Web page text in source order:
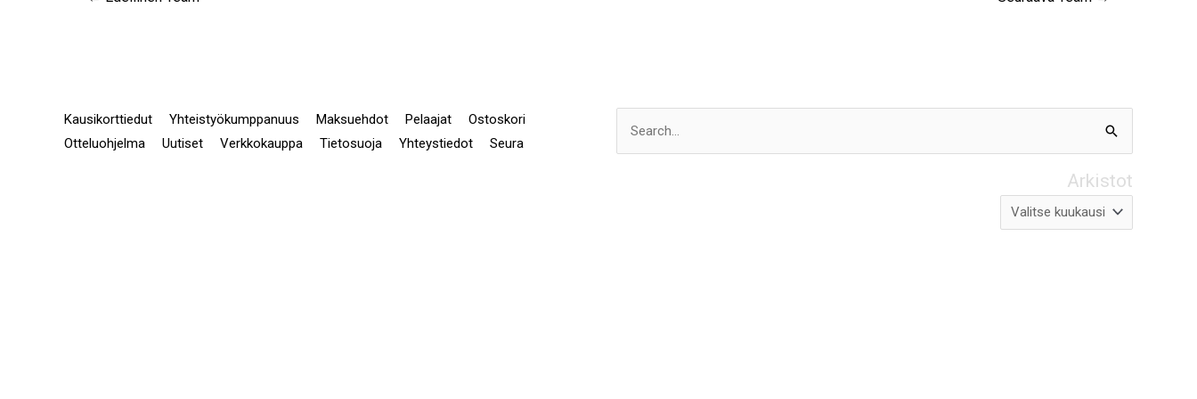
Kausikorttiedut Yhteistyökumppanuus Maksuehdot Pelaajat
Ostoskori
Otteluohjelma
Uutiset Verkkokauppa Tietosuoja Yhteystiedot Seura
Search
for:
Arkistot